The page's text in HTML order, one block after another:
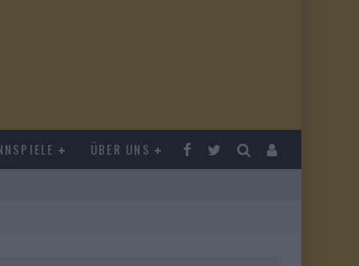
ÜBER UNS